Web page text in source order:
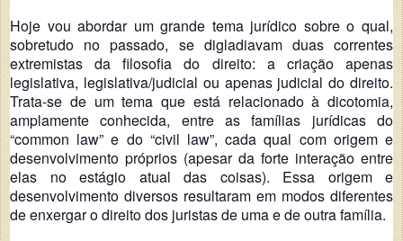
Hoje vou abordar um grande tema jurídico sobre o qual,
sobretudo no passado, se digladiavam duas correntes
extremistas da filosofia do direito: a criação apenas
legislativa, legislativa/judicial ou apenas judicial do direito.
Trata-se de um tema que está relacionado à dicotomia,
amplamente conhecida, entre as famílias jurídicas do
“common law” e do “civil law”, cada qual com origem e
desenvolvimento próprios (apesar da forte interação entre
elas no estágio atual das coisas). Essa origem e
desenvolvimento diversos resultaram em modos diferentes
de enxergar o direito dos juristas de uma e de outra família.